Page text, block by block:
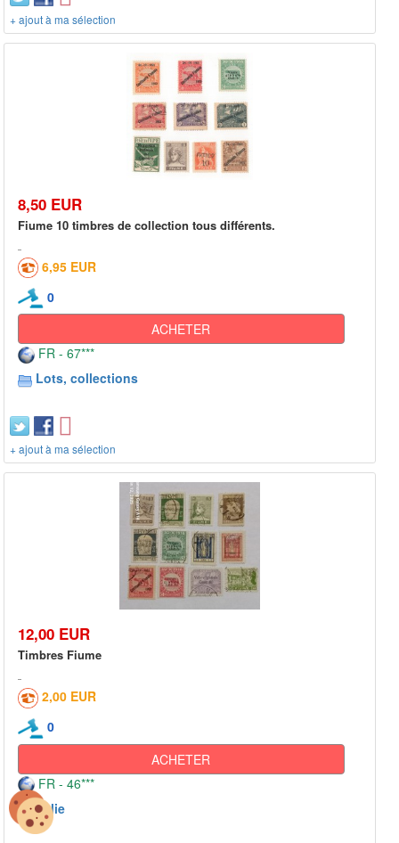
+ ajout à ma sélection
8,50 EUR
Fiume 10 timbres de collection tous différents.
6,95 EUR
0
ACHETER
FR - 67***
Lots, collections
+ ajout à ma sélection
12,00 EUR
Timbres Fiume
2,00 EUR
0
ACHETER
FR - 46***
Italie